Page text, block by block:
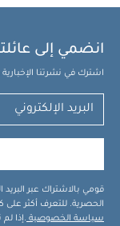
انضمي إلى
اشترك في نشرتنا
قومي بالاشتراك عبر
الحصرية. للتعرف أكثر على
سياسة الخصوصية .إذا